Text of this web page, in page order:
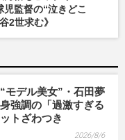
監督の“泣きどこ
2世求む》
モデル美女”・石田夢
強調の「過激すぎる
トざわつき
2026/8/6